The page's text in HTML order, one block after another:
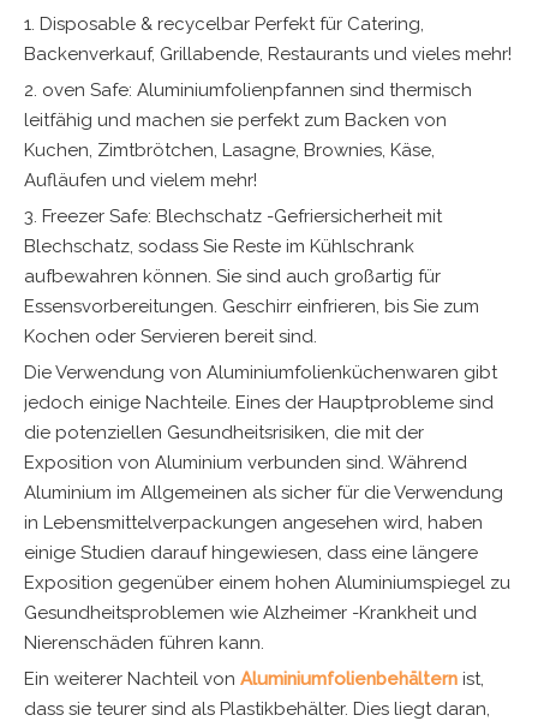
1. Disposable & recycelbar Perfekt für Catering,
Backenverkauf, Grillabende, Restaurants und vieles mehr!
2. oven Safe: Aluminiumfolienpfannen sind thermisch
leitfähig und machen sie perfekt zum Backen von
Kuchen, Zimtbrötchen, Lasagne, Brownies, Käse,
Aufläufen und vielem mehr!
3. Freezer Safe: Blechschatz -Gefriersicherheit mit
Blechschatz, sodass Sie Reste im Kühlschrank
aufbewahren können. Sie sind auch großartig für
Essensvorbereitungen. Geschirr einfrieren, bis Sie zum
Kochen oder Servieren bereit sind.
Die Verwendung von Aluminiumfolienküchenwaren gibt
jedoch einige Nachteile. Eines der Hauptprobleme sind
die potenziellen Gesundheitsrisiken, die mit der
Exposition von Aluminium verbunden sind. Während
Aluminium im Allgemeinen als sicher für die Verwendung
in Lebensmittelverpackungen angesehen wird, haben
einige Studien darauf hingewiesen, dass eine längere
Exposition gegenüber einem hohen Aluminiumspiegel zu
Gesundheitsproblemen wie Alzheimer -Krankheit und
Nierenschäden führen kann.
Ein weiterer Nachteil von Aluminiumfolienbehältern ist,
dass sie teurer sind als Plastikbehälter. Dies liegt daran,